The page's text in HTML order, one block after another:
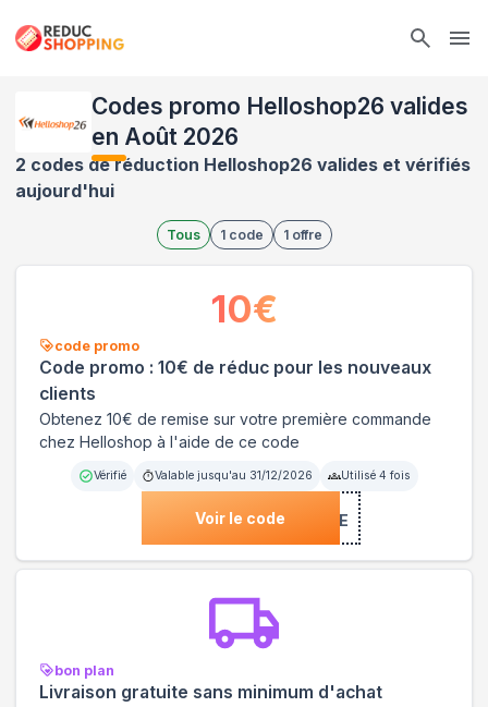
Codes promo Helloshop26 valides
en Août 2026
2 codes de réduction Helloshop26 valides et vérifiés
aujourd'hui
Tous 1 code 1 offre
code promo
Code promo : 10€ de réduc pour les nouveaux
clients
Obtenez 10€ de remise sur votre première commande
chez Helloshop à l'aide de ce code
Vérifié Valable jusqu'au 31/12/2026 Utilisé 4 fois
Voir le code***COME
10€
bon plan
Livraison gratuite sans minimum d'achat